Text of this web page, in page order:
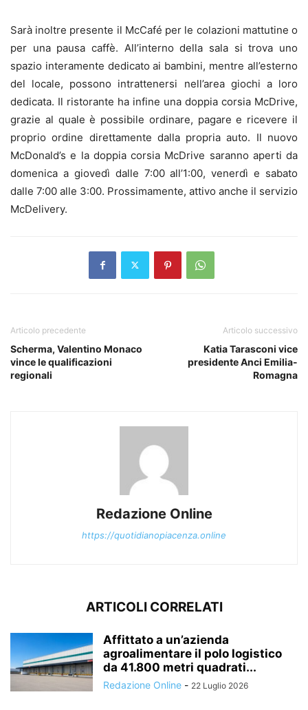
Sarà inoltre presente il McCafé per le colazioni mattutine o
per una pausa caffè. All’interno della sala si trova uno
spazio interamente dedicato ai bambini, mentre all’esterno
del locale, possono intrattenersi nell’area giochi a loro
dedicata. Il ristorante ha infine una doppia corsia McDrive,
grazie al quale è possibile ordinare, pagare e ricevere il
proprio ordine direttamente dalla propria auto. Il nuovo
McDonald’s e la doppia corsia McDrive saranno aperti da
domenica a giovedì dalle 7:00 all’1:00, venerdì e sabato
dalle 7:00 alle 3:00. Prossimamente, attivo anche il servizio
McDelivery.
Articolo precedente
Scherma, Valentino Monaco
vince le qualificazioni
regionali
Articolo successivo
Katia Tarasconi vice
presidente Anci Emilia-
Romagna
Redazione Online
https://quotidianopiacenza.online
ARTICOLI CORRELATI
Affittato a un’azienda
agroalimentare il polo logistico
da 41.800 metri quadrati...
Redazione Online - 22 Luglio 2026